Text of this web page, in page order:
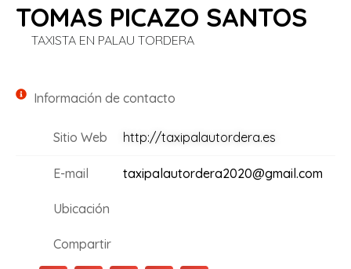
TOMAS PICAZO SANTOS
TAXISTA EN PALAU TORDERA
Información de contacto
Sitio Web http://taxipalautordera.es
E-mail taxipalautordera2020@gmail.com
Ubicación
Compartir